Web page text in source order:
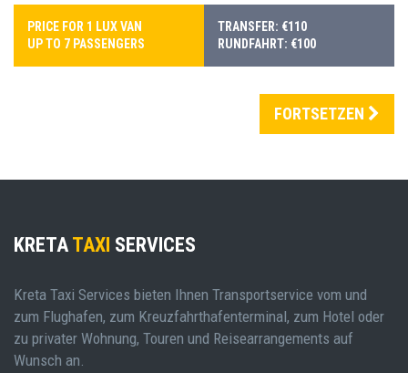
PRICE FOR 1 LUX VAN
UP TO 7 PASSENGERS
TRANSFER: €110
RUNDFAHRT: €100
FORTSETZEN
KRETA TAXI SERVICES
Kreta Taxi Services bieten Ihnen Transportservice vom und
zum Flughafen, zum Kreuzfahrthafenterminal, zum Hotel oder
zu privater Wohnung, Touren und Reisearrangements auf
Wunsch an.